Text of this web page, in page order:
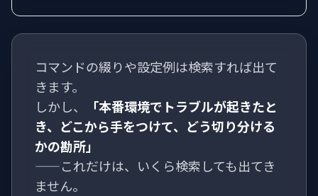
コマンドの綴りや設定例は検索すれば出て
きます。
しかし、
「本番環境でトラブルが起きたと
き、どこから手をつけて、どう切り分ける
かの勘所」
——これだけは、いくら検索しても出てき
ません。